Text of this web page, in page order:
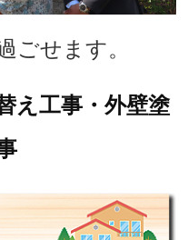
ごせます。
え工事・外壁塗